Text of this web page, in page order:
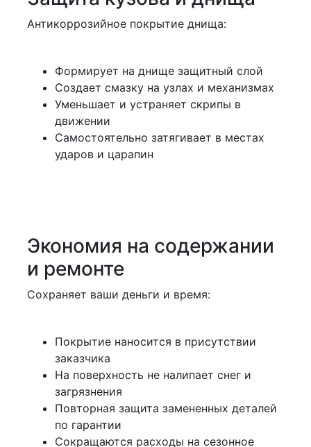
Антикоррозийное покрытие днища:
Формирует на днище защитный слой
Создает смазку на узлах и механизмах
Уменьшает и устраняет скрипы в
движении
Самостоятельно затягивает в местах
ударов и царапин
Экономия на содержании
и ремонте
Сохраняет ваши деньги и время:
Покрытие наносится в присутствии
заказчика
На поверхность не налипает снег и
загрязнения
Повторная защита замененных деталей
по гарантии
Сокращаются расходы на сезонное